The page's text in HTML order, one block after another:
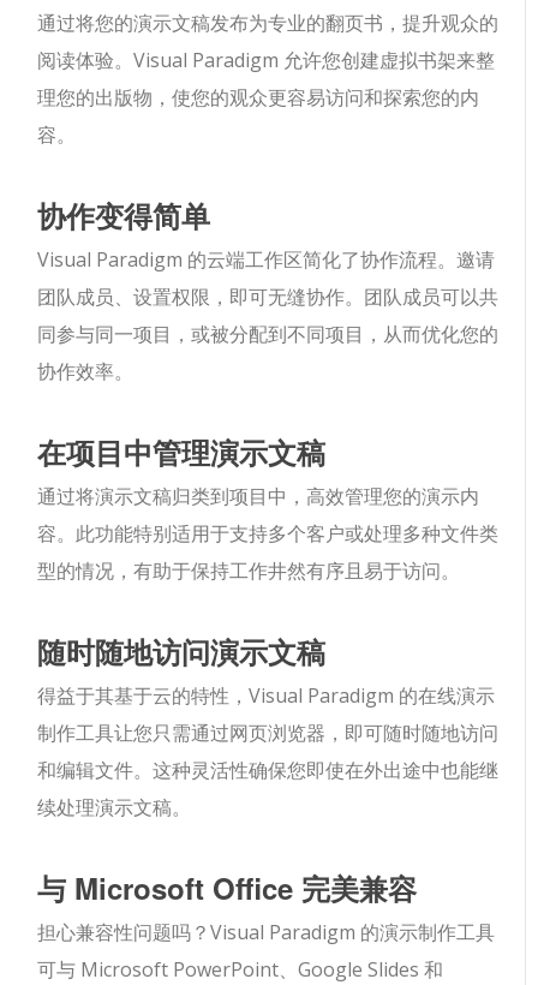
通过将您的演示文稿发布为专业的翻页书，提升观众的
阅读体验。Visual Paradigm 允许您创建虚拟书架来整
理您的出版物，使您的观众更容易访问和探索您的内
容。
协作变得简单
Visual Paradigm 的云端工作区简化了协作流程。邀请
团队成员、设置权限，即可无缝协作。团队成员可以共
同参与同一项目，或被分配到不同项目，从而优化您的
协作效率。
在项目中管理演示文稿
通过将演示文稿归类到项目中，高效管理您的演示内
容。此功能特别适用于支持多个客户或处理多种文件类
型的情况，有助于保持工作井然有序且易于访问。
随时随地访问演示文稿
得益于其基于云的特性，Visual Paradigm 的在线演示
制作工具让您只需通过网页浏览器，即可随时随地访问
和编辑文件。这种灵活性确保您即使在外出途中也能继
续处理演示文稿。
与 Microsoft Office 完美兼容
担心兼容性问题吗？Visual Paradigm 的演示制作工具
可与 Microsoft PowerPoint、Google Slides 和